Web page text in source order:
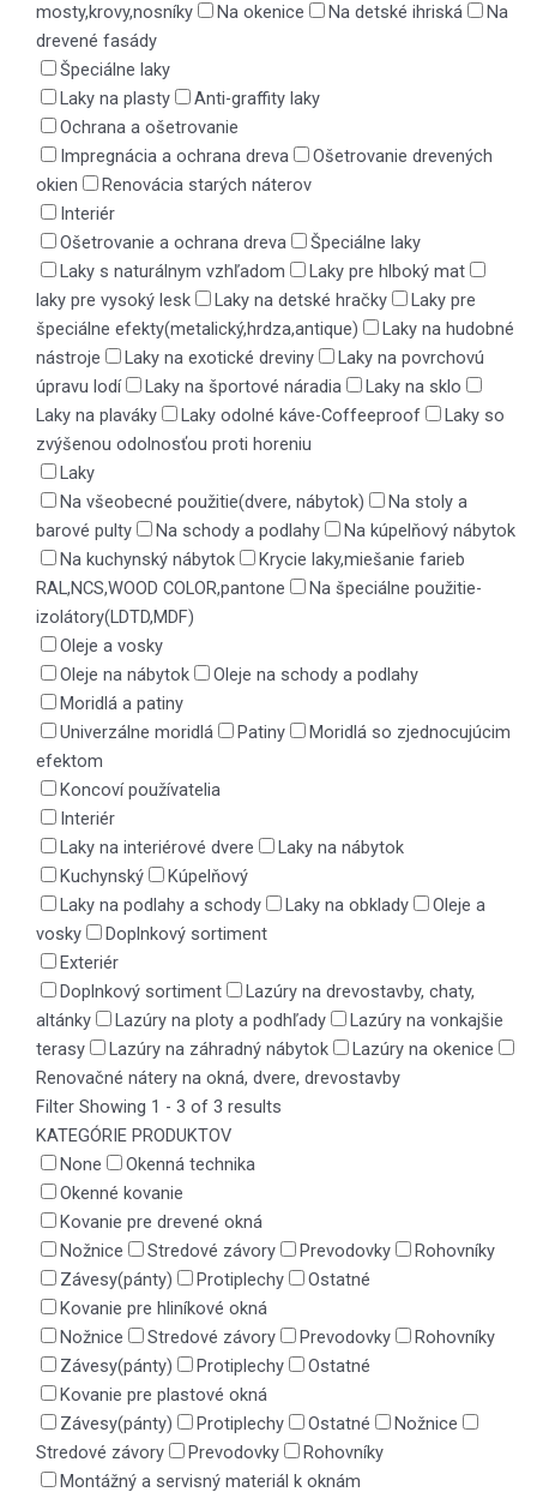
mosty,krovy,nosníky
Na okenice Na detské ihriská
Na
drevené fasády
Špeciálne laky
Laky na plasty
Anti-graffity laky
Ochrana a ošetrovanie
Impregnácia a ochrana dreva
Ošetrovanie drevených
okien
Renovácia starých náterov
Interiér
Ošetrovanie a ochrana dreva
Špeciálne laky
Laky s naturálnym vzhľadom
Laky pre hlboký mat
laky pre vysoký lesk
Laky na detské hračky
Laky pre
špeciálne efekty(metalický,hrdza,antique)
Laky na hudobné
nástroje
Laky na exotické dreviny
Laky na povrchovú
úpravu lodí
Laky na športové náradia
Laky na sklo
Laky na plaváky
Laky odolné káve-Coffeeproof
Laky so
zvýšenou odolnosťou proti horeniu
Laky
Na všeobecné použitie(dvere, nábytok)
Na stoly a
barové pulty
Na schody a podlahy
Na kúpelňový nábytok
Na kuchynský nábytok
Krycie laky,miešanie farieb
RAL,NCS,WOOD COLOR,pantone
Na špeciálne použitie-
izolátory(LDTD,MDF)
Oleje a vosky
Oleje na nábytok
Oleje na schody a podlahy
Moridlá a patiny
Univerzálne moridlá
Patiny
Moridlá so zjednocujúcim
efektom
Koncoví používatelia
Interiér
Laky na interiérové dvere
Laky na nábytok
Kuchynský
Kúpelňový
Laky na podlahy a schody
Laky na obklady
Oleje a
vosky
Doplnkový sortiment
Exteriér
Doplnkový sortiment
Lazúry na drevostavby, chaty,
altánky
Lazúry na ploty a podhľady
Lazúry na vonkajšie
terasy
Lazúry na záhradný nábytok
Lazúry na okenice
Renovačné nátery na okná, dvere, drevostavby
FilterShowing 1 - 3 of 3 results
KATEGÓRIE PRODUKTOV
None
Okenná technika
Okenné kovanie
Kovanie pre drevené okná
Nožnice
Stredové závory Prevodovky
Rohovníky
Závesy(pánty)
Protiplechy
Ostatné
Kovanie pre hliníkové okná
Nožnice
Stredové závory Prevodovky
Rohovníky
Závesy(pánty)
Protiplechy
Ostatné
Kovanie pre plastové okná
Závesy(pánty)
Protiplechy Ostatné
Nožnice
Stredové závory
Prevodovky
Rohovníky
Montážný a servisný materiál k oknám